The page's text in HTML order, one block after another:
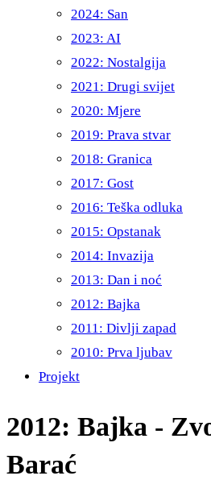
2024: San
2023: AI
2022: Nostalgija
2021: Drugi svijet
2020: Mjere
2019: Prava stvar
2018: Granica
2017: Gost
2016: Teška odluka
2015: Opstanak
2014: Invazija
2013: Dan i noć
2012: Bajka
2011: Divlji zapad
2010: Prva ljubav
Projekt
2012: Bajka -
Barać